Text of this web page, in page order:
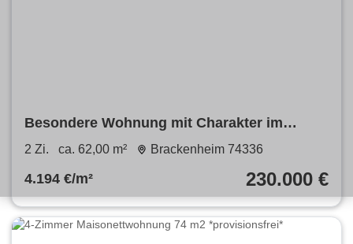
Besondere Wohnung mit Charakter im
Herzen von Brackenheim
2 Zi. ca. 62,00 m² Brackenheim 74336
4.194 €/m² 230.000 €